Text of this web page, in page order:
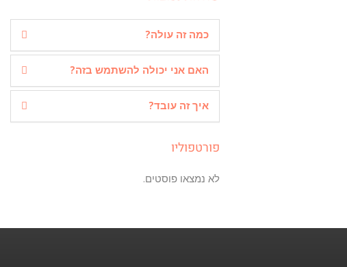
כמה זה עולה?
האם אני יכולה להשתמש בזה?
איך זה עובד?
פורטפוליו
לא נמצאו פוסטים.